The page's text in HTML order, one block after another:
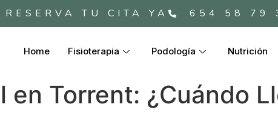
RESERVA TU CITA YA 654 58 79
Home Fisioterapia Podología Nutrición
Torrent: ¿Cuándo